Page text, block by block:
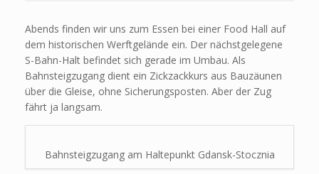
Abends finden wir uns zum Essen bei einer Food Hall auf
dem historischen Werftgelände ein. Der nächstgelegene
S-Bahn-Halt befindet sich gerade im Umbau. Als
Bahnsteigzugang dient ein Zickzackkurs aus Bauzäunen
über die Gleise, ohne Sicherungsposten. Aber der Zug
fährt ja langsam.
Bahnsteigzugang am Haltepunkt Gdansk-Stocznia